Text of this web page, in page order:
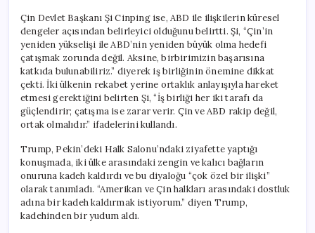
Çin Devlet Başkanı Şi Cinping ise, ABD ile ilişkilerin küresel
dengeler açısından belirleyici olduğunu belirtti. Şi, “Çin’in
yeniden yükselişi ile ABD’nin yeniden büyük olma hedefi
çatışmak zorunda değil. Aksine, birbirimizin başarısına
katkıda bulunabiliriz.” diyerek iş birliğinin önemine dikkat
çekti. İki ülkenin rekabet yerine ortaklık anlayışıyla hareket
etmesi gerektiğini belirten Şi, “İş birliği her iki tarafı da
güçlendirir; çatışma ise zarar verir. Çin ve ABD rakip değil,
ortak olmalıdır.” ifadelerini kullandı.
Trump, Pekin’deki Halk Salonu’ndaki ziyafette yaptığı
konuşmada, iki ülke arasındaki zengin ve kalıcı bağların
onuruna kadeh kaldırdı ve bu diyaloğu “çok özel bir ilişki”
olarak tanımladı. “Amerikan ve Çin halkları arasındaki dostluk
adına bir kadeh kaldırmak istiyorum.” diyen Trump,
kadehinden bir yudum aldı.